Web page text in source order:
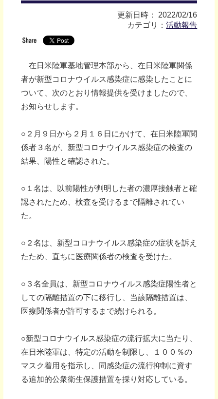
更新日時： 2022/02/16
カテゴリ：活動報告
在日米陸軍基地管理本部から、在日米陸軍関係
者が新型コロナウイルス感染症に感染したことに
ついて、次のとおり情報提供を受けましたので、
お知らせします。
○２月９日から２月１６日にかけて、在日米陸軍関
係者３名が、新型コロナウイルス感染症の検査の
結果、陽性と確認された。
○１名は、以前陽性が判明した者の濃厚接触者と確
認されたため、検査を受けるまで隔離されてい
た。
○２名は、新型コロナウイルス感染症の症状を訴え
たため、直ちに医療関係者の検査を受けた。
○３名全員は、新型コロナウイルス感染症陽性者と
しての隔離措置の下に移行し、当該隔離措置は、
医療関係者が許可するまで続けられる。
○新型コロナウイルス感染症の流行拡大に当たり、
在日米陸軍は、特定の活動を制限し、１００％の
マスク着用を指示し、同感染症の流行抑制に資す
る追加的公衆衛生保護措置を採り対応している。